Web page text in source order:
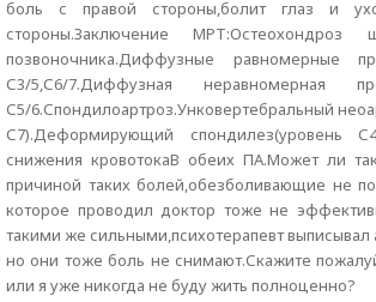
боль с правой стороны,болит глаз и
стороны.Заключение МРТ:Остеохондроз
позвоночника.Диффузные равномерные
С3/5,С6/7.Диффузная неравномерная
С5/6.Спондилоартроз.Унковертебральный
С7).Деформирующий спондилез(уровень
снижения кровотокаВ обеих ПА.Может ли
причиной таких болей,обезболивающие не
которое проводил доктор тоже не
такими же сильными,психотерапевт выписывал
но они тоже боль не снимают.Скажите
или я уже никогда не буду жить полноценно?